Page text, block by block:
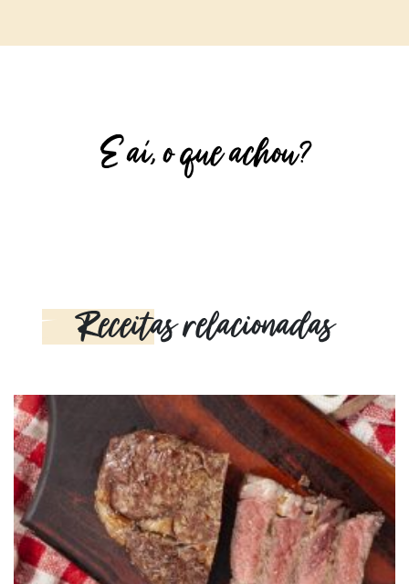
E aí, o que achou?
Receitas relacionadas